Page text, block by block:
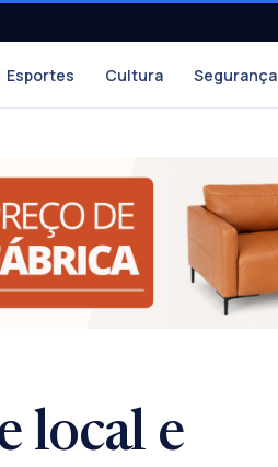
Esportes Cultura Segurança
local e